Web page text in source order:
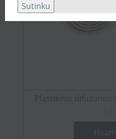
Sutinku
Plastikinis difuzorius